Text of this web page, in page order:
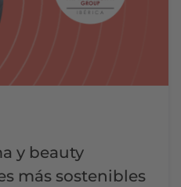
y beauty
más sostenibles